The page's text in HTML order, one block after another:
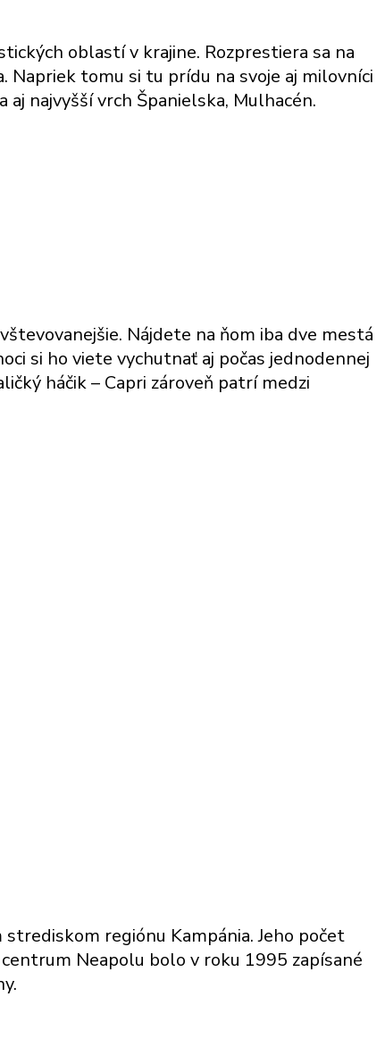
oblastí v krajine. Rozprestiera sa na
Napriek tomu si tu prídu na svoje aj milovníci
najvyšší vrch Španielska, Mulhacén.
Nájdete na ňom iba dve mestá
si ho viete vychutnať aj počas jednodennej
háčik – Capri zároveň patrí medzi
regiónu Kampánia. Jeho počet
Neapolu bolo v roku 1995 zapísané